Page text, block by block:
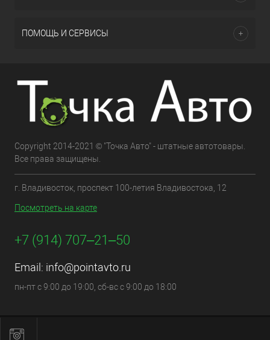
ПОМОЩЬ И СЕРВИСЫ
Copyright 2014-2021 © "Точка Авто" - штатные автотовары.
Все права защищены.
г. Владивосток, проспект 100-летия Владивостока, 12
Посмотреть на карте
+7 (914) 707‒21‒50
Email: info@pointavto.ru
пн-пт с 9:00 до 19:00, сб-вс с 9:00 до 18:00